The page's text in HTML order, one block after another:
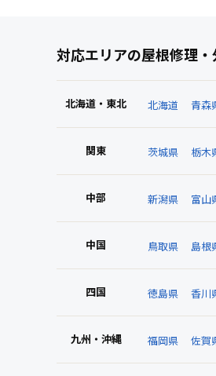
対応エリアの屋根修理
北海道・東北 北海道 青森
関東 茨城県 栃木
中部 新潟県 富山
中国 鳥取県 島根
四国 徳島県 香川
九州・沖縄 福岡県 佐賀